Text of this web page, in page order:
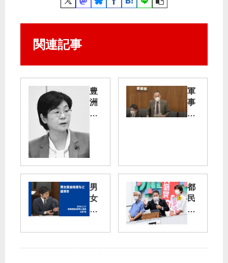
関連記事
豊
洲
新
管
理
は
軍
事
対
な
道
笠
井
氏
「
男
女
賃
格
都
民
の